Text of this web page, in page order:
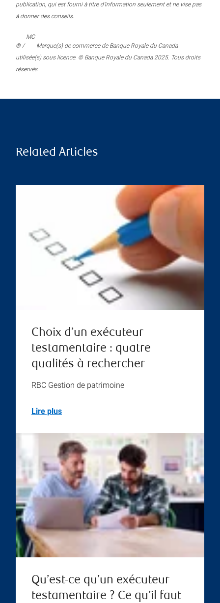
publication, qui est fourni à titre d’information seulement et ne vise pas
à donner des conseils.
® /
MC
Marque(s) de commerce de Banque Royale du Canada
utilisée(s) sous licence. © Banque Royale du Canada 2025. Tous droits
réservés.
Related Articles
Choix d’un exécuteur
testamentaire : quatre
qualités à rechercher
RBC Gestion de patrimoine
Lire plus
Qu’est-ce qu’un exécuteur
testamentaire ? Ce qu’il faut